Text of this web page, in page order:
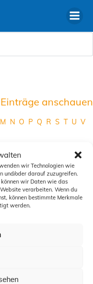
wir Technologien wie
und/oder darauf zuzugreifen.
können wir Daten wie das
verarbeiten. Wenn du
können bestimmte Merkmale
werden.
anschauen
M N O P Q R S T U V
Schöneck
37464 88384